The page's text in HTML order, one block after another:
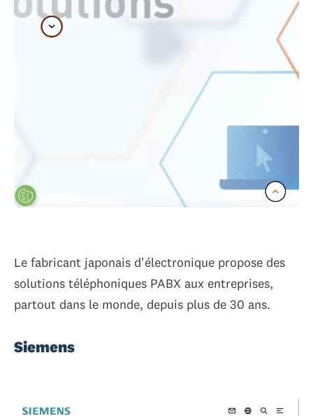
Le fabricant japonais d'électronique propose des
solutions téléphoniques PABX aux entreprises,
partout dans le monde, depuis plus de 30 ans.
Siemens